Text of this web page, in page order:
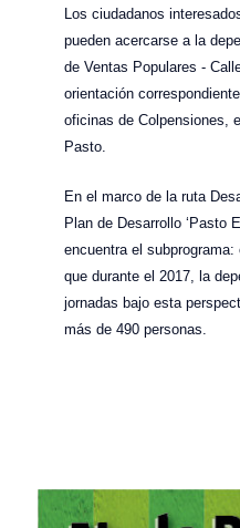
Los ciudadanos
pueden acercarse a la
de Ventas Populares -
orientación
oficinas de Colpensiones,
Pasto.
En el marco de la ruta
Plan de Desarrollo ‘Pasto
encuentra el
que durante el 2017, la
jornadas bajo esta
más de 490 personas.